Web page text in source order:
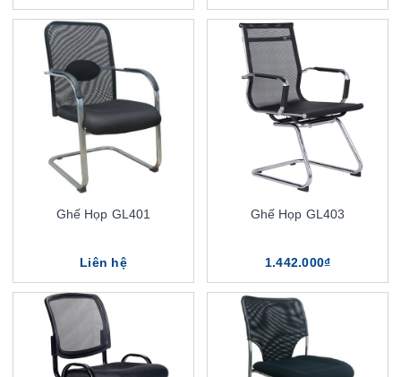
Ghế Họp GL401
Liên hệ
Ghế Họp GL403
1.442.000₫